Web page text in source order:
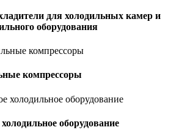
для холодильных камер и
оборудования
компрессоры
оборудование